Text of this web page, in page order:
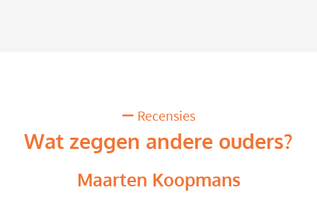
Recensies
Wat zeggen andere ouders?
Maarten Koopmans